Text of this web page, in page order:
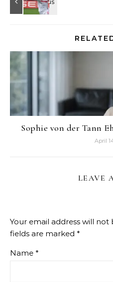
Sophie von der Tann
April
LEAVE
Your email address will not
fields are marked *
Name *